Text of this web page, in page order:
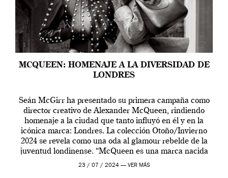
MCQUEEN: HOMENAJE A LA DIVERSIDAD DE
LONDRES
Seán McGirr ha presentado su primera campaña como
director creativo de Alexander McQueen, rindiendo
homenaje a la ciudad que tanto influyó en él y en la
icónica marca: Londres. La colección Otoño/Invierno
2024 se revela como una oda al glamour rebelde de la
juventud londinense. “McQueen es una marca nacida
en Londres y siempre ha […]
23 / 07 / 2024 — VER MÁS